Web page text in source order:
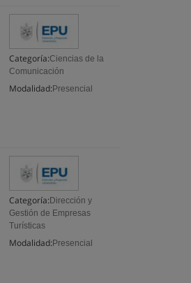
Categoría:Ciencias de la
Comunicación
Modalidad: Presencial
Categoría: Dirección y
Gestión de Empresas
Turísticas
Modalidad: Presencial